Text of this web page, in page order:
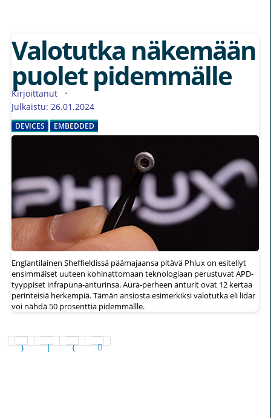
Valotutka näkemään
puolet pidemmälle
Kirjoittanut
Julkaistu: 26.01.2024
DEVICES EMBEDDED
Englantilainen Sheffieldissä päämajaansa pitävä Phlux on esitellyt
ensimmäiset uuteen kohinattomaan teknologiaan perustuvat APD-
tyyppiset infrapuna-anturinsa. Aura-perheen anturit ovat 12 kertaa
perinteisiä herkempiä. Tämän ansiosta esimerkiksi valotutka eli lidar
voi nähdä 50 prosenttia pidemmällle.